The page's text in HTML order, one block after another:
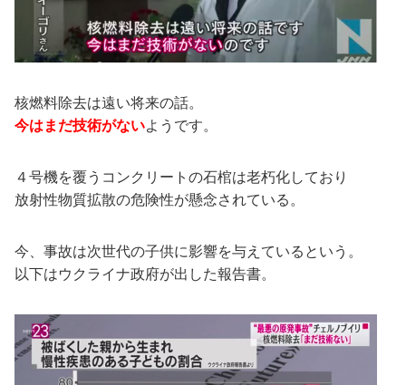
核燃料除去は遠い将来の話。
今はまだ技術がないようです。
４号機を覆うコンクリートの石棺は老朽化しており
放射性物質拡散の危険性が懸念されている。
今、事故は次世代の子供に影響を与えているという。
以下はウクライナ政府が出した報告書。